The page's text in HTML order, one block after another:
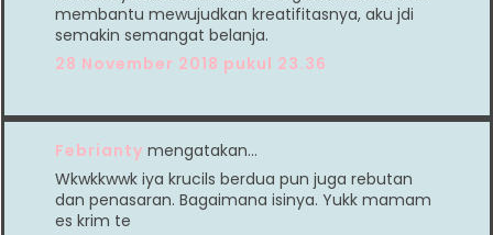
membantu mewujudkan kreatifitasnya, aku jdi
semakin semangat belanja.
28 November 2018 pukul 23.36
Febrianty mengatakan…
Wkwkkwwk iya krucils berdua pun juga rebutan
dan penasaran. Bagaimana isinya. Yukk mamam
es krim te